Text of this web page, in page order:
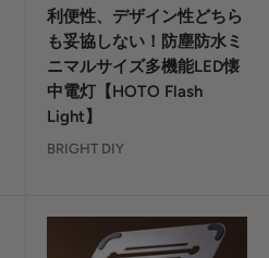
ル
価
格
利便性、デザイン性どちら
も妥協しない！防塵防水ミ
ニマルサイズ多機能LED懐
中電灯【HOTO Flash
Light】
BRIGHT DIY